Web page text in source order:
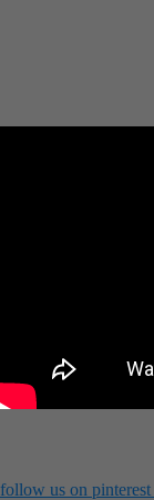
follow us on pinterest